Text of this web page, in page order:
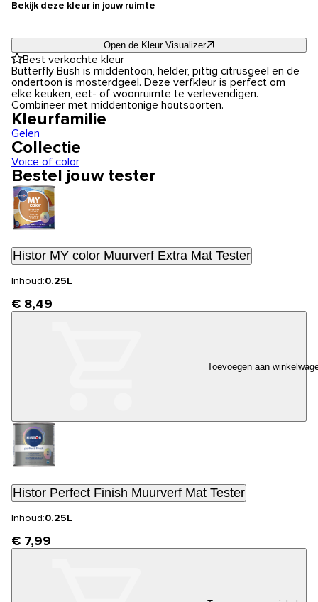
Bekijk deze kleur in jouw ruimte
Open de Kleur Visualizer
Best verkochte kleur
Butterfly Bush is middentoon, helder, pittig citrusgeel en de
ondertoon is mosterdgeel. Deze verfkleur is perfect om
elke keuken, eet- of woonruimte te verlevendigen.
Combineer met middentonige houtsoorten.
Kleurfamilie
Gelen
Collectie
Voice of color
Bestel jouw tester
Histor MY color Muurverf Extra Mat Tester
Inhoud:0.25L
€ 8,49
Toevoegen aan
Histor Perfect Finish Muurverf Mat Tester
Inhoud:0.25L
€ 7,99